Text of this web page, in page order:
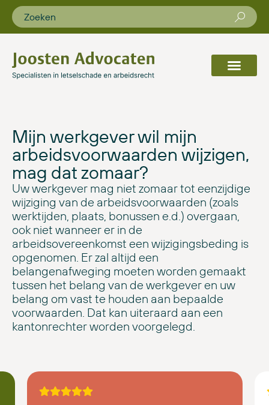
Mijn werkgever wil mijn
arbeidsvoorwaarden wijzigen,
mag dat zomaar?
Uw werkgever mag niet zomaar tot eenzijdige
wijziging van de arbeidsvoorwaarden (zoals
werktijden, plaats, bonussen e.d.) overgaan,
ook niet wanneer er in de
arbeidsovereenkomst een wijzigingsbeding is
opgenomen. Er zal altijd een
belangenafweging moeten worden gemaakt
tussen het belang van de werkgever en uw
belang om vast te houden aan bepaalde
voorwaarden. Dat kan uiteraard aan een
kantonrechter worden voorgelegd.